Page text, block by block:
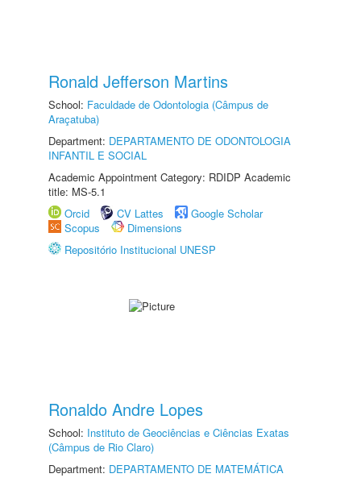
Ronald Jefferson Martins
School: Faculdade de Odontologia (Câmpus de
Araçatuba)
Department: DEPARTAMENTO DE ODONTOLOGIA
INFANTIL E SOCIAL
Academic Appointment Category: RDIDP Academic
title: MS-5.1
Orcid
CV Lattes
Google Scholar
Scopus
Dimensions
Repositório Institucional UNESP
Ronaldo Andre Lopes
School: Instituto de Geociências e Ciências Exatas
(Câmpus de Rio Claro)
Department: DEPARTAMENTO DE MATEMÁTICA